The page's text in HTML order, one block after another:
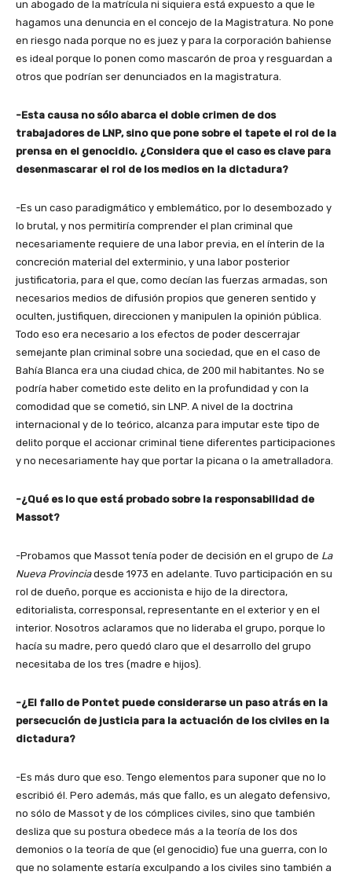
un abogado de la matrícula ni siquiera está expuesto a que le
hagamos una denuncia en el concejo de la Magistratura. No pone
en riesgo nada porque no es juez y para la corporación bahiense
es ideal porque lo ponen como mascarón de proa y resguardan a
otros que podrían ser denunciados en la magistratura.
-Esta causa no sólo abarca el doble crimen de dos
trabajadores de LNP, sino que pone sobre el tapete el rol de la
prensa en el genocidio. ¿Considera que el caso es clave para
desenmascarar el rol de los medios en la dictadura?
-Es un caso paradigmático y emblemático, por lo desembozado y
lo brutal, y nos permitiría comprender el plan criminal que
necesariamente requiere de una labor previa, en el ínterin de la
concreción material del exterminio, y una labor posterior
justificatoria, para el que, como decían las fuerzas armadas, son
necesarios medios de difusión propios que generen sentido y
oculten, justifiquen, direccionen y manipulen la opinión pública.
Todo eso era necesario a los efectos de poder descerrajar
semejante plan criminal sobre una sociedad, que en el caso de
Bahía Blanca era una ciudad chica, de 200 mil habitantes. No se
podría haber cometido este delito en la profundidad y con la
comodidad que se cometió, sin LNP. A nivel de la doctrina
internacional y de lo teórico, alcanza para imputar este tipo de
delito porque el accionar criminal tiene diferentes participaciones
y no necesariamente hay que portar la picana o la ametralladora.
-¿Qué es lo que está probado sobre la responsabilidad de
Massot?
-Probamos que Massot tenía poder de decisión en el grupo de La
Nueva Provinciadesde 1973 en adelante. Tuvo participación en su
rol de dueño, porque es accionista e hijo de la directora,
editorialista, corresponsal, representante en el exterior y en el
interior. Nosotros aclaramos que no lideraba el grupo, porque lo
hacía su madre, pero quedó claro que el desarrollo del grupo
necesitaba de los tres (madre e hijos).
-¿El fallo de Pontet puede considerarse un paso atrás en la
persecución de justicia para la actuación de los civiles en la
dictadura?
-Es más duro que eso. Tengo elementos para suponer que no lo
escribió él. Pero además, más que fallo, es un alegato defensivo,
no sólo de Massot y de los cómplices civiles, sino que también
desliza que su postura obedece más a la teoría de los dos
demonios o la teoría de que (el genocidio) fue una guerra, con lo
que no solamente estaría exculpando a los civiles sino también a